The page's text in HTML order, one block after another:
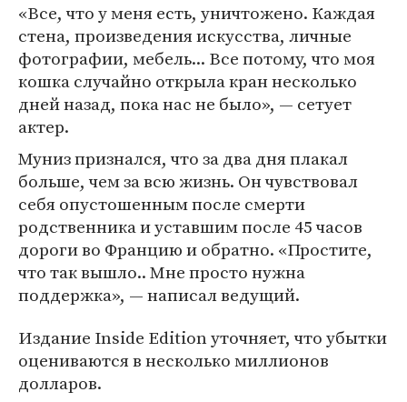
«Все, что у меня есть, уничтожено. Каждая
стена, произведения искусства, личные
фотографии, мебель... Все потому, что моя
кошка случайно открыла кран несколько
дней назад, пока нас не было», — сетует
актер.
Муниз признался, что за два дня плакал
больше, чем за всю жизнь. Он чувствовал
себя опустошенным после смерти
родственника и уставшим после 45 часов
дороги во Францию и обратно. «Простите,
что так вышло.. Мне просто нужна
поддержка», — написал ведущий.
Издание Inside Edition уточняет, что убытки
оцениваются в несколько миллионов
долларов.